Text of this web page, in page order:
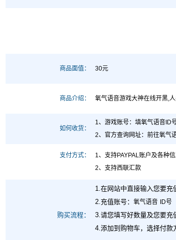
商品面值： 30元
商品介绍： 氧气语音游戏大神在线开黑,
如何收货：
1、游戏账号：填氧气语音ID
2、官方查询网址：前往氧气
支付方式：
1、支持PAYPAL账户及各种
2、支持西联汇款
购买流程：
1.在网站中直接输入您要充
2.充值账号： 氧气语音 ID号
3.请您填写好数量及您要充
4.添加到购物车，选择付